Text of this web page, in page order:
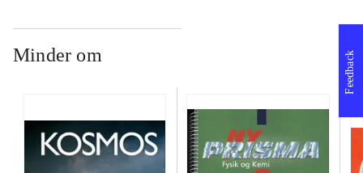
Minder om Feedback